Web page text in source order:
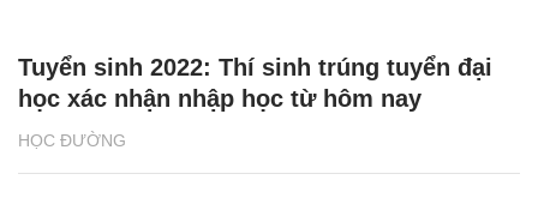
HỌC ĐƯỜNG
Tuyển sinh 2022: Thí sinh trúng tuyển đại
học xác nhận nhập học từ hôm nay